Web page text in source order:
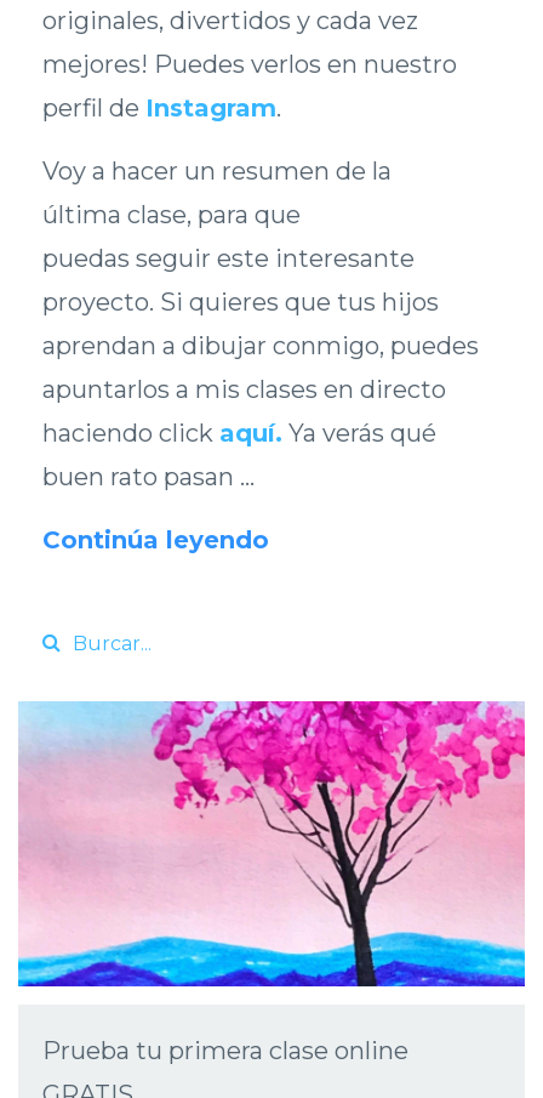
originales, divertidos y cada vez
mejores! Puedes verlos en nuestro
perfil de Instagram.
Voy a hacer un resumen de la
última clase, para que
puedas seguir este interesante
proyecto. Si quieres que tus hijos
aprendan a dibujar conmigo, puedes
apuntarlos a mis clases en directo
haciendo click aquí. Ya verás qué
buen rato pasan ...
Continúa leyendo
Prueba tu primera clase online